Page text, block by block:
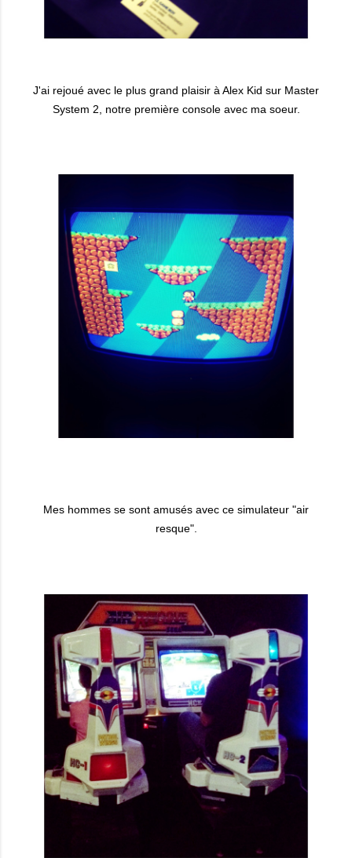
J'ai rejoué avec le plus grand plaisir à Alex Kid sur Master
System 2, notre première console avec ma soeur.
Mes hommes se sont amusés avec ce simulateur "air
resque".